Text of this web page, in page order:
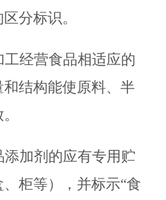
分标识。
工经营食品相适应的
结构能使原料、半
添加剂的应有专用贮
柜等），并标示“食